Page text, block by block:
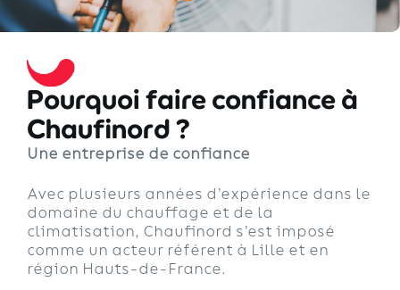
Pourquoi faire confiance à
Chaufinord ?
Une entreprise de confiance
Avec plusieurs années d’expérience dans le
domaine du chauffage et de la
climatisation, Chaufinord s’est imposé
comme un acteur référent à Lille et en
région Hauts-de-France.